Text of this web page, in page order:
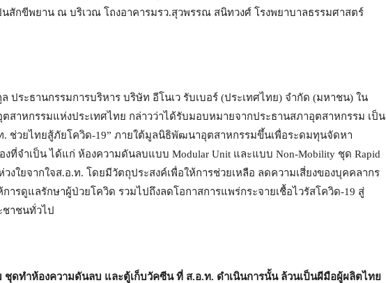
นสักขีพยาน ณ บริเวณ โถงอาคารมรว.สุวพรรณ สนิทวงศ์ โรงพยาบาลธรรมศาสตร์
ประธานกรรมการบริหาร บริษัท อีโนเว รับเบอร์ (ประเทศไทย) จำกัด (มหาชน) ใน
ตสาหกรรมแห่งประเทศไทย กล่าวว่าได้รับมอบหมายจากประธานสภาอุตสาหกรรม เป็น
. ช่วยไทยสู้ภัยโควิด-19” ภายใต้มูลนิธิพัฒนาอุตสาหกรรมขึ้นเพื่อระดมทุนจัดหา
งที่จำเป็น ได้แก่ ห้องความดันลบแบบ Modular Unit และแบบ Non-Mobility ชุด Rapid
วงใยจากใจส.อ.ท. โดยมีวัตถุประสงค์เพื่อให้การช่วยเหลือ ลดความเสี่ยงของบุคคลากร
ารดูแลรักษาผู้ป่วยโควิด รวมไปถึงลดโอกาสการแพร่กระจายเชื้อไวรัสโควิด-19 สู่
าชนทั่วไป
ชุดทำห้องความดันลบ และตู้เก็บวัคซีน ที่ ส.อ.ท. ดำเนินการนั้น ล้วนเป็นผีมือผู้ผลิตไทย